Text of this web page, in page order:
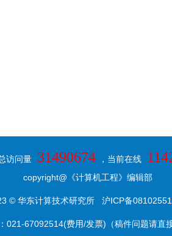
访问量 31490674 ，当前在线
copyright@《计算机工程》编辑部
© 华东计算技术研究所 沪ICP备
021-67092514(费用/发票)（稿件问题请直